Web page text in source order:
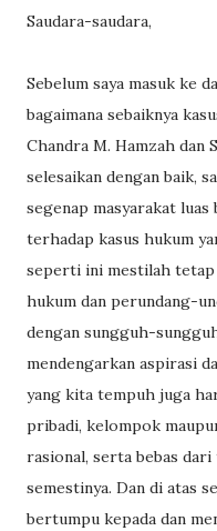
Saudara-saudara,
Sebelum saya masuk ke
bagaimana sebaiknya
Chandra M. Hamzah dan
selesaikan dengan baik,
segenap masyarakat
terhadap kasus hukum
seperti ini mestilah
hukum dan perundang-
dengan sungguh-
mendengarkan aspirasi
yang kita tempuh juga
pribadi, kelompok
rasional, serta bebas
semestinya. Dan di atas
bertumpu kepada dan